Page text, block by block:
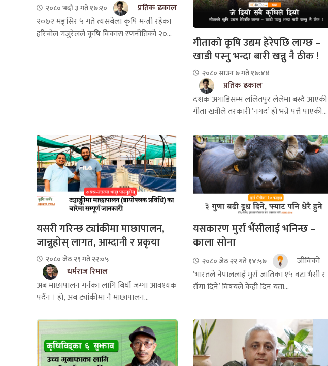
२०८० भदौ ३ गते १७:२०
प्रतिक ढकाल
२०७२ मङ्सिर ५ गते त्यसबेला कृषि मन्त्री रहेका
हरिबोल गजुरेलले कृषि विकास रणनीतिको २०...
गीताको कृषि उद्यम हेरेपछि लाग्छ –
खाडी पस्नु भन्दा बारी खन्नु नै ठीक !
२०८० साउन ७ गते १७:४४
प्रतिक ढकाल
दशक अगाडिसम्म ललितपुर लेलेमा बस्दै आएकी
गीता खत्रीले तरकारी ‘नगद’ हो भन्ने पत्तै पाएकी...
यसरी गरिन्छ ट्यांकीमा माछापालन,
जान्नुहोस् लागत, आम्दानी र प्रकृया
२०८० जेठ २९ गते २२:०५
धर्मराज रिमाल
अब माछापालन गर्नका लागि बिघौं जग्गा आवश्यक
पर्दैन । हो, अब ट्यांकीमा नै माछापालन...
यसकारण मुर्रा भैंसीलाई भनिन्छ –
काला सोना
२०८० जेठ २२ गते १४:५७
जीविको
‘भारतले नेपाललाई मुर्रा जातिका १५ वटा भैंसी र
राँगा दिने’ विषयले केही दिन यता...